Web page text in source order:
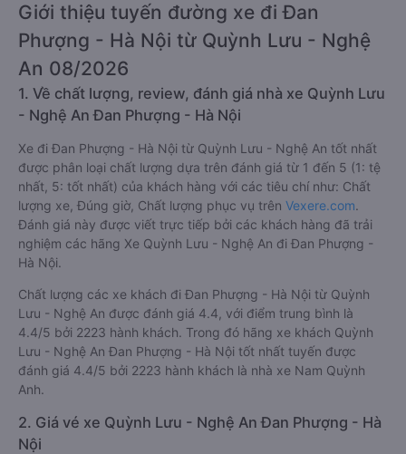
Giới thiệu tuyến đường xe đi Đan
Phượng - Hà Nội từ Quỳnh Lưu - Nghệ
An 08/2026
1. Về chất lượng, review, đánh giá nhà xe Quỳnh Lưu
- Nghệ An Đan Phượng - Hà Nội
Xe đi Đan Phượng - Hà Nội từ Quỳnh Lưu - Nghệ An tốt nhất
được phân loại chất lượng dựa trên đánh giá từ 1 đến 5 (1: tệ
nhất, 5: tốt nhất) của khách hàng với các tiêu chí như: Chất
lượng xe, Đúng giờ, Chất lượng phục vụ trên Vexere.com.
Đánh giá này được viết trực tiếp bởi các khách hàng đã trải
nghiệm các hãng Xe Quỳnh Lưu - Nghệ An đi Đan Phượng -
Hà Nội.
Chất lượng các xe khách đi Đan Phượng - Hà Nội từ Quỳnh
Lưu - Nghệ An được đánh giá 4.4, với điểm trung bình là
4.4/5 bởi 2223 hành khách. Trong đó hãng xe khách Quỳnh
Lưu - Nghệ An Đan Phượng - Hà Nội tốt nhất tuyến được
đánh giá 4.4/5 bởi 2223 hành khách là nhà xe Nam Quỳnh
Anh.
2. Giá vé xe Quỳnh Lưu - Nghệ An Đan Phượng - Hà
Nội